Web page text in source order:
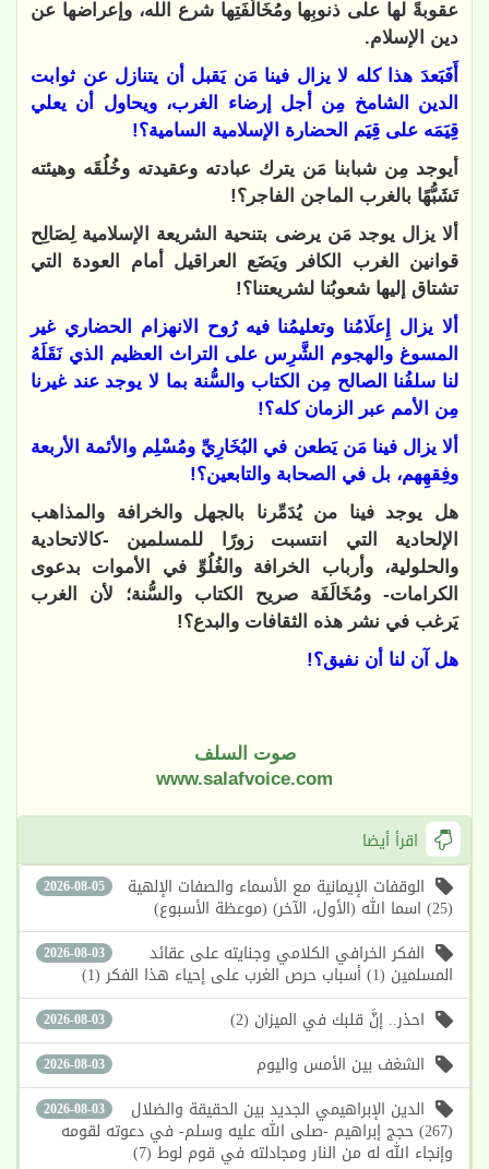
عقوبةً لها على ذنوبِها ومُخَالَفَتِها شرع الله، وإعراضها عن
دين الإسلام.
أَفَبَعدَ هذا كله لا يزال فينا مَن يَقبل أن يتنازل عن ثوابت
الدين الشامخ مِن أجل إرضاء الغرب، ويحاول أن يعلي
قِيَمَه على قِيَم الحضارة الإسلامية السامية؟!
أيوجد مِن شبابنا مَن يترك عبادته وعقيدته وخُلُقَه وهيئته
تَشَبُّهًا بالغرب الماجن الفاجر؟!
ألا يزال يوجد مَن يرضى بتنحية الشريعة الإسلامية لِصَالِح
قوانين الغرب الكافر ويَضَع العراقيل أمام العودة التي
تشتاق إليها شعوبُنا لشريعتنا؟!
ألا يزال إِعلَامُنا وتعليمُنا فيه رُوح الانهزام الحضاري غير
المسوغ والهجوم الشَّرِس على التراث العظيم الذي نَقَلَهُ
لنا سلفُنا الصالح مِن الكتاب والسُّنة بما لا يوجد عند غيرنا
مِن الأمم عبر الزمان كله؟!
ألا يزال فينا مَن يَطعن في البُخَارِيِّ ومُسْلِم والأئمة الأربعة
وفِقهِهم، بل في الصحابة والتابعين؟!
هل يوجد فينا من يُدَمِّرنا بالجهل والخرافة والمذاهب
الإلحادية التي انتسبت زورًا للمسلمين -كالاتحادية
والحلولية، وأرباب الخرافة والغُلُوِّ في الأموات بدعوى
الكرامات- ومُخَالَفَة صريح الكتاب والسُّنة؛ لأن الغرب
يَرغب في نشر هذه الثقافات والبدع؟!
هل آن لنا أن نفيق؟!
صوت السلف
www.salafvoice.com
اقرأ أيضا
2026-08-05 الوقفات الإيمانية مع الأسماء والصفات الإلهية
(25) اسما الله (الأول، الآخر) (موعظة الأسبوع)
2026-08-03 الفكر الخرافي الكلامي وجنايته على عقائد
المسلمين (1) أسباب حرص الغرب على إحياء هذا الفكر (1)
2026-08-03 احذر.. إنَّ قلبك في الميزان (2)
2026-08-03 الشغف بين الأمس واليوم
2026-08-03 الدين الإبراهيمي الجديد بين الحقيقة والضلال
(267) حجج إبراهيم -صلى الله عليه وسلم- في دعوته لقومه
وإنجاء الله له من النار ومجادلته في قوم لوط (7)